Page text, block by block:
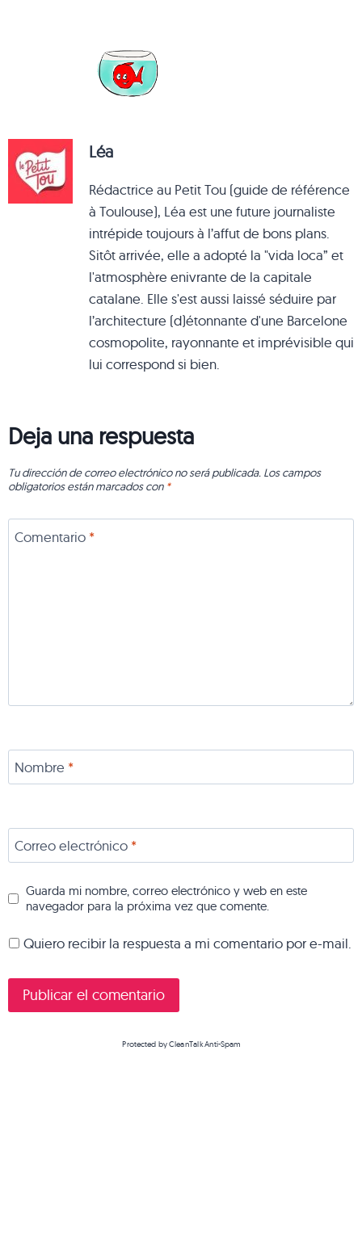
Léa
Rédactrice au Petit Tou (guide de référence
à Toulouse), Léa est une future journaliste
intrépide toujours à l’affut de bons plans.
Sitôt arrivée, elle a adopté la "vida loca” et
l'atmosphère enivrante de la capitale
catalane. Elle s'est aussi laissé séduire par
l’architecture (d)étonnante d'une Barcelone
cosmopolite, rayonnante et imprévisible qui
lui correspond si bien.
Deja una respuesta
Tu dirección de correo electrónico no será publicada. Los campos
obligatorios están marcados con *
Comentario *
Nombre *
Correo electrónico *
Guarda mi nombre, correo electrónico y web en este
navegador para la próxima vez que comente.
Quiero recibir la respuesta a mi comentario por e-mail.
Protected byCleanTalk Anti-Spam